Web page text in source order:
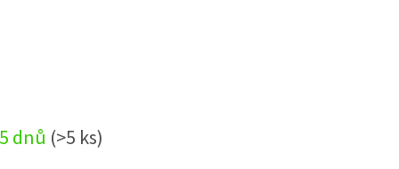
dnů (>5 ks)